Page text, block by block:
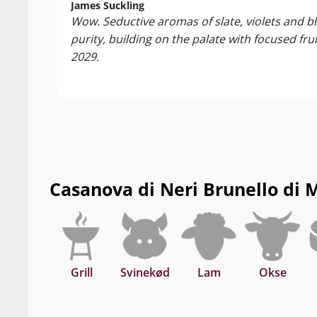
Suckling,
Wine Report,
Italiens
Leveres i
Nyd den til
kraftige
James Suckling
Wow. Seductive aromas of slate, violets and
purity, building on the palate with focused
2029.
Casanova di Neri Brunello di
Grill Svinekød Lam Okse